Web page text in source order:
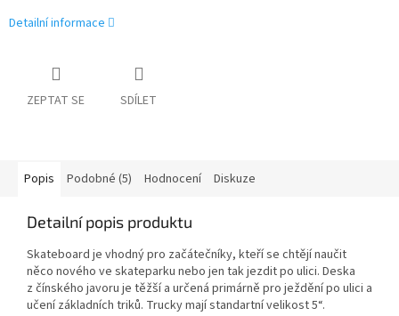
Detailní informace
ZEPTAT SE SDÍLET
Popis Podobné (5) Hodnocení Diskuze
Detailní popis produktu
Skateboard je vhodný pro začátečníky, kteří se chtějí naučit
něco nového ve skateparku nebo jen tak jezdit po ulici. Deska
z čínského javoru je těžší a určená primárně pro ježdění po ulici a
učení základních triků. Trucky mají standartní velikost 5“.